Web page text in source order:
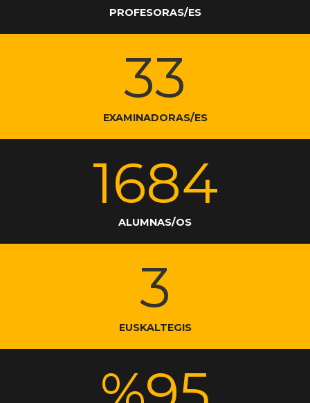
PROFESORAS/ES
33
EXAMINADORAS/ES
1684
ALUMNAS/OS
3
EUSKALTEGIS